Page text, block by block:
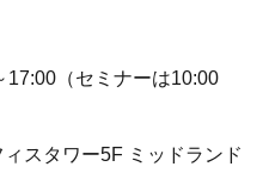
17:00（セミナーは10:00
ィスタワー5F ミッドランド